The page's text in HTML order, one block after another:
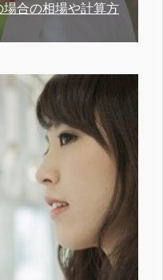
合の相場や計算方